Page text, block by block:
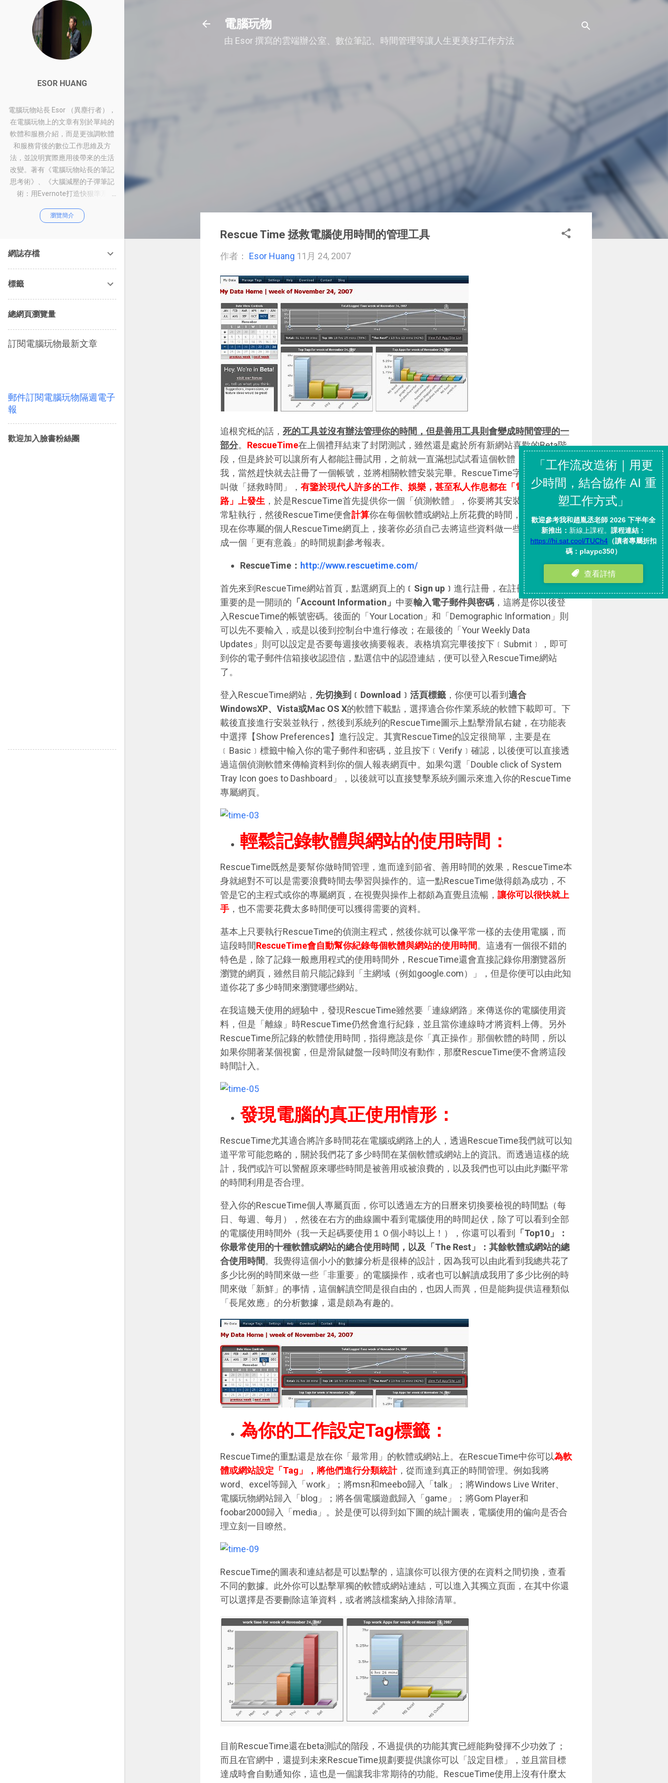
電腦玩物
由 Esor 撰寫的雲端辦公室、數位筆記、時間管理等讓人生更美好工作方法
Rescue Time 拯救電腦使用時間的管理工具
作者： Esor Huang 11月 24, 2007
追根究柢的話， 死的工具並沒有辦法管理你的時間，但是善用工具則會變成時間管理的一
部分。 RescueTime在上個禮拜結束了封閉測試，雖然還是處於所有新網站喜歡的Beta階
段，但是終於可以讓所有人都能註冊試用，之前就一直滿想試試看這個軟體（網站）的
我，當然趕快就去註冊了一個帳號，並將相關軟體安裝完畢。RescueTime字面上的意義
叫做「拯救時間」， 有鑒於現代人許多的工作、娛樂，甚至私人作息都在「電腦」與「網
路」上發生 ，於是RescueTime首先提供你一個「偵測軟體」，你要將其安裝到電腦中並
常駐執行，然後RescueTime便會計算你在每個軟體或網站上所花費的時間，並將結果呈
現在你專屬的個人RescueTime網頁上，接著你必須自己去將這些資料做一些 歸類
，製作
成一個「更有意義」的時間規劃參考報表。
RescueTime： http://www.rescuetime.com/
首先來到RescueTime網站首頁，點選網頁上的 ﹝Sign up﹞ 進行註冊，在註冊表格中，最
重要的是一開頭的 「Account Information」 中要輸入電子郵件與密碼 ，這將是你以後登
入RescueTime的帳號密碼。後面的「Your Location」和「Demographic Information」則
可以先不要輸入，或是以後到控制台中進行修改；在最後的「Your Weekly Data
Updates」則可以設定是否要每週接收摘要報表。表格填寫完畢後按下﹝Submit﹞，即可
到你的電子郵件信箱接收認證信，點選信中的認證連結，便可以登入RescueTime網站
了。
登入RescueTime網站， 先切換到﹝Download﹞活頁標籤 ，你便可以看到 適合
WindowsXP、Vista或Mac OS X的軟體下載點，選擇適合你作業系統的軟體下載即可。下
載後直接進行安裝並執行，然後到系統列的RescueTime圖示上點擊滑鼠右鍵，在功能表
中選擇【Show Preferences】進行設定。其實RescueTime的設定很簡單，主要是在
﹝Basic﹞標籤中輸入你的電子郵件和密碼，並且按下﹝Verify﹞確認，以後便可以直接透
過這個偵測軟體來傳輸資料到你的個人報表網頁中。如果勾選「Double click of System
Tray Icon goes to Dashboard」，以後就可以直接雙擊系統列圖示來進入你的RescueTime
專屬網頁。
輕鬆記錄軟體與網站的使用時間：
RescueTime既然是要幫你做時間管理，進而達到節省、善用時間的效果，RescueTime本
身就絕對不可以是需要浪費時間去學習與操作的。這一點RescueTime做得頗為成功，不
管是它的主程式或你的專屬網頁，在視覺與操作上都頗為直覺且流暢， 讓你可以很快就上
手 ，也不需要花費太多時間便可以獲得需要的資料。
基本上只要執行RescueTime的偵測主程式，然後你就可以像平常一樣的去使用電腦，而
這段時間RescueTime會自動幫你紀錄每個軟體與網站的使用時間。這邊有一個很不錯的
特色是，除了記錄一般應用程式的使用時間外，RescueTime還會直接記錄你用瀏覽器所
瀏覽的網頁，雖然目前只能記錄到「主網域（例如google.com）」，但是你便可以由此知
道你花了多少時間來瀏覽哪些網站。
在我這幾天使用的經驗中，發現RescueTime雖然要「連線網路」來傳送你的電腦使用資
料，但是「離線」時RescueTime仍然會進行紀錄，並且當你連線時才將資料上傳。另外
RescueTime所記錄的軟體使用時間，指得應該是你「真正操作」那個軟體的時間，所以
如果你開著某個視窗，但是滑鼠鍵盤一段時間沒有動作，那麼RescueTime便不會將這段
時間計入。
發現電腦的真正使用情形：
RescueTime尤其適合將許多時間花在電腦或網路上的人，透過RescueTime我們就可以知
道平常可能忽略的，關於我們花了多少時間在某個軟體或網站上的資訊。而透過這樣的統
計，我們或許可以警醒原來哪些時間是被善用或被浪費的，以及我們也可以由此判斷平常
的時間利用是否合理。
登入你的RescueTime個人專屬頁面，你可以透過左方的日曆來切換要檢視的時間點（每
日、每週、每月），然後在右方的曲線圖中看到電腦使用的時間起伏，除了可以看到全部
的電腦使用時間外（我一天起碼要使用１０個小時以上！），你還可以看到
「Top10」：
你最常使用的十種軟體或網站的總合使用時間，以及「The Rest」：其餘軟體或網站的總
合使用時間。我覺得這個小小的數據分析是很棒的設計，因為我可以由此看到我總共花了
多少比例的時間來做一些「非重要」的電腦操作，或者也可以解讀成我用了多少比例的時
間來做「新鮮」的事情，這個解讀空間是很自由的，也因人而異，但是能夠提供這種類似
「長尾效應」的分析數據，還是頗為有趣的。
為你的工作設定Tag標籤：
RescueTime的重點還是放在你「最常用」的軟體或網站上。在RescueTime中你可以為軟
體或網站設定「Tag」，將他們進行分類統計，從而達到真正的時間管理。例如我將
word、excel等歸入「work」；將msn和meebo歸入「talk」；將Windows Live Writer、
電腦玩物網站歸入「blog」；將各個電腦遊戲歸入「game」；將Gom Player和
foobar2000歸入「media」。於是便可以得到如下圖的統計圖表，電腦使用的偏向是否合
理立刻一目瞭然。
RescueTime的圖表和連結都是可以點擊的，這讓你可以很方便的在資料之間切換，查看
不同的數據。此外你可以點擊單獨的軟體或網站連結，可以進入其獨立頁面，在其中你還
可以選擇是否要刪除這筆資料，或者將該檔案納入排除清單。
目前RescueTime還在beta測試的階段，不過提供的功能其實已經能夠發揮不少功效了；
而且在官網中，還提到未來RescueTime規劃要提供讓你可以「設定目標」，並且當目標
達成時會自動通知你，這也是一個讓我非常期待的功能。RescueTime使用上沒有什麼太
ESOR HUANG
電腦玩物站長 Esor （異塵行者），
在電腦玩物上的文章有別於單純的
軟體和服務介紹，而是更強調軟體
和服務背後的數位工作思維及方
法，並說明實際應用後帶來的生活
改變。著有《電腦玩物站長的筆記
思考術》、《大腦減壓的子彈筆記
術：用Evernote打造快狠準系
作術：從職場到人生的100個聰明
瀏覽簡介
網誌存檔
標籤
總網頁瀏覽量
訂閱電腦玩物最新文章
郵件訂閱電腦玩物隔週電子
報
歡迎加入臉書粉絲團